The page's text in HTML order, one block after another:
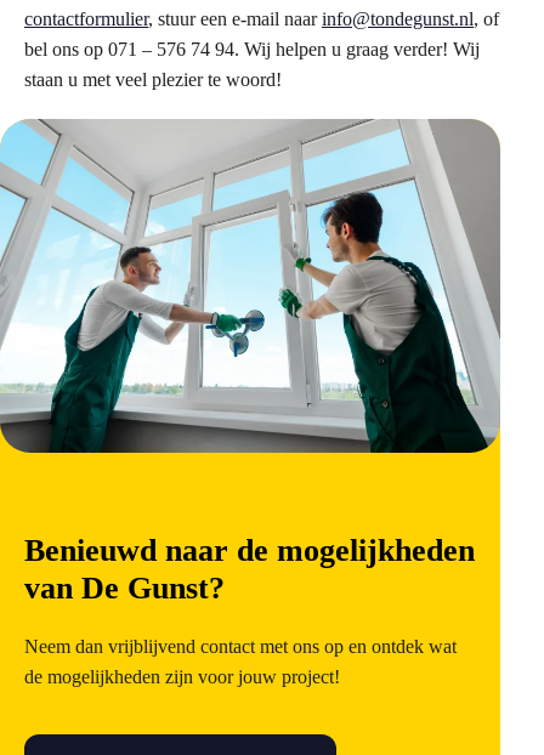
contactformulier, stuur een e-mail naarinfo@tondegunst.nl, of
bel ons op 071 – 576 74 94. Wij helpen u graag verder! Wij
staan u met veel plezier te woord!
Benieuwd naar de mogelijkheden
van De Gunst?
Neem dan vrijblijvend contact met ons op en ontdek wat
de mogelijkheden zijn voor jouw project!